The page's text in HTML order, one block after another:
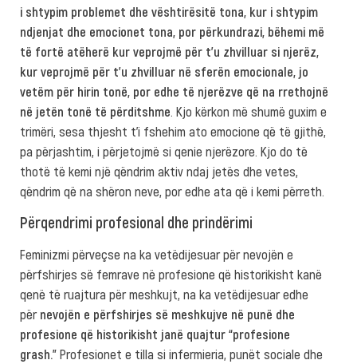
i shtypim problemet dhe vështirësitë tona, kur i shtypim
ndjenjat dhe emocionet tona, por përkundrazi, bëhemi më
të fortë atëherë kur veprojmë për t’u zhvilluar si njerëz,
kur veprojmë për t’u zhvilluar në sferën emocionale, jo
vetëm për hirin tonë, por edhe të njerëzve që na rrethojnë
në jetën tonë të përditshme . Kjo kërkon më shumë guxim e
trimëri, sesa thjesht t’i fshehim ato emocione që të gjithë,
pa përjashtim, i përjetojmë si qenie njerëzore. Kjo do të
thotë të kemi një qëndrim aktiv ndaj jetës dhe vetes,
qëndrim që na shëron neve, por edhe ata që i kemi përreth.
Përqendrimi profesional dhe prindërimi
Feminizmi përveçse na ka vetëdijesuar për nevojën e
përfshirjes së femrave në profesione që historikisht kanë
qenë të ruajtura për meshkujt, na ka vetëdijesuar edhe
përnevojën e përfshirjes së meshkujve në punë dhe
profesione që historikisht janë quajtur “profesione
grash.” Profesionet e tilla si infermieria, punët sociale dhe